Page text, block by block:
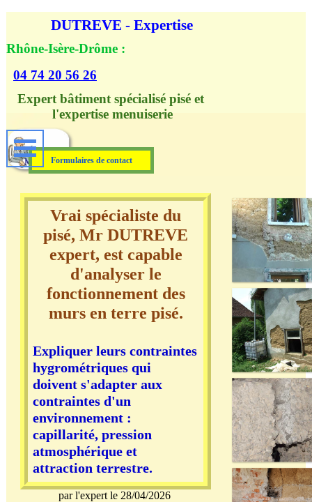
DUTREVE - Expertise
Rhône-Isère-Drôme :
04 74 20 56 26
Formulaires de contact
Expert bâtiment spécialisé pisé et
l'expertise menuiserie
Vrai spécialiste du
pisé, Mr DUTREVE
expert, est capable
d'analyser le
fonctionnement des
murs en terre pisé.
Expliquer leurs contraintes
hygrométriques qui
doivent s'adapter aux
contraintes d'un
environnement :
capillarité, pression
atmosphérique et
attraction terrestre.
par l'expert le 28/04/2026